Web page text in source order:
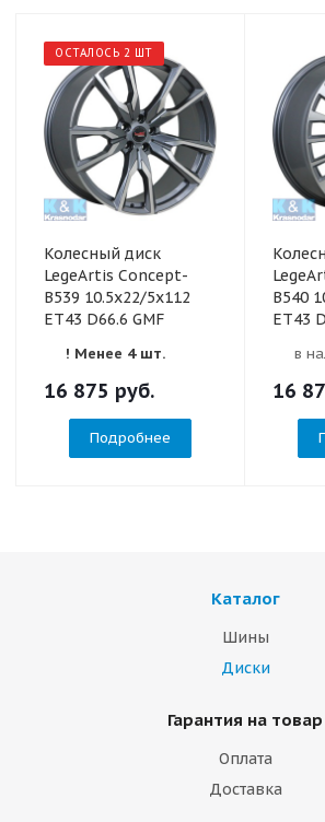
ОСТАЛОСЬ 2 ШТ
Колесный диск
LegeArtis Concept-
B539 10.5x22/5x112
ET43 D66.6 GMF
! Менее 4 шт.
16 875 руб.
Подробнее
B540
ET43
в
16
Каталог
Шины
Диски
Гарантия на товар
Оплата
Доставка